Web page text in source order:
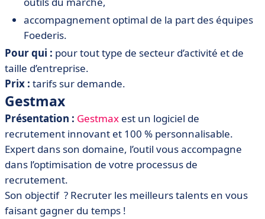
accompagnement optimal de la part des équipes
Foederis.
Pour qui : pour tout type de secteur d’activité et de
taille d’entreprise.
Prix : tarifs sur demande.
Gestmax
Présentation : Gestmax est un logiciel de
recrutement innovant et 100 % personnalisable.
Expert dans son domaine, l’outil vous accompagne
dans l’optimisation de votre processus de
recrutement.
Son objectif ? Recruter les meilleurs talents en vous
faisant gagner du temps !